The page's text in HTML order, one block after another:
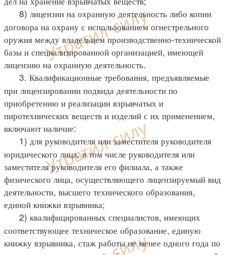
8) лицензии на охранную деятельность либо копии
договора на охрану с использованием огнестрельного
оружия между владельцем производственно-технической
базы и специализированной организацией, имеющей
лицензию на охранную деятельность.
3. Квалификационные требования, предъявляемые
при лицензировании подвида деятельности по
приобретению и реализации взрывчатых и
пиротехнических веществ и изделий с их применением,
включают наличие:
1) для руководителя или заместителя руководителя
юридического лица, в том числе руководителя или
заместителя руководителя его филиала, а также
физического лица, осуществляющего лицензируемый вид
деятельности, высшего технического образования,
единой книжки взрывника;
2) квалифицированных специалистов, имеющих
соответствующее техническое образование, единую
книжку взрывника, стаж работы не менее одного года по